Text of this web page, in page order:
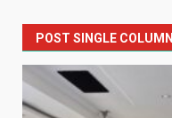
POST SINGLE COLUMN